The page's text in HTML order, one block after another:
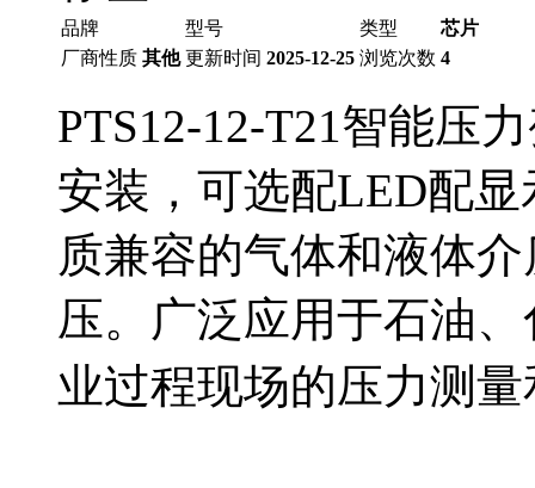
品牌 型号 类型
芯片
厂商性质 其他 更新时间 2025-12-25 浏览次数 4
PTS12-12-T21智能压
安装，可选配LED配
质兼容的气体和液体
压。广泛应用于石油
业过程现场的压力测